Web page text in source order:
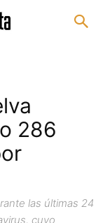
286
las últimas 24
cuyo